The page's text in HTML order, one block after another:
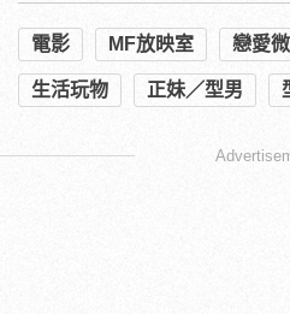
電影 MF放映室 戀愛
生活玩物 正妹／型男